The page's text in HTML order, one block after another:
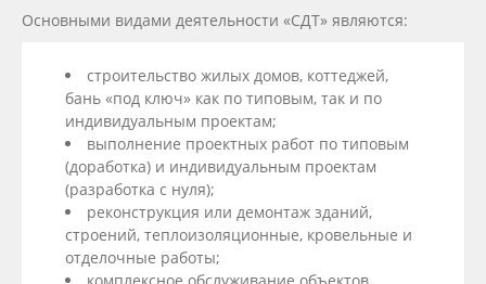
Основными видами деятельности «СДТ» являются:
строительство жилых домов, коттеджей,
бань «под ключ» как по типовым, так и по
индивидуальным проектам;
выполнение проектных работ по типовым
(доработка) и индивидуальным проектам
(разработка с нуля);
реконструкция или демонтаж зданий,
строений, теплоизоляционные, кровельные и
отделочные работы;